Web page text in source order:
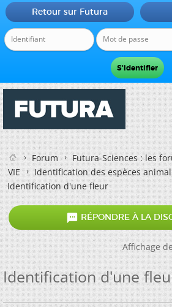
Retour sur Futura
Forum
Futura-Sciences : les
VIE
Identification des espèces
Identification d'une fleur
 RÉPONDRE À LA
Affichage
Identification d'une